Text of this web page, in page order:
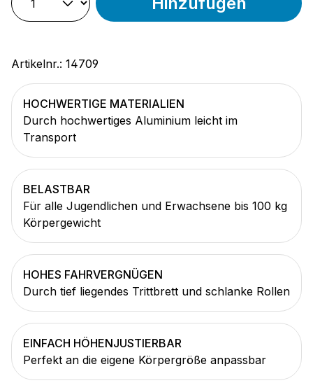
Artikelnr.: 14709
HOCHWERTIGE MATERIALIEN
Durch hochwertiges Aluminium leicht im
Transport
BELASTBAR
Für alle Jugendlichen und Erwachsene bis 100 kg
Körpergewicht
HOHES FAHRVERGNÜGEN
Durch tief liegendes Trittbrett und schlanke Rollen
EINFACH HÖHENJUSTIERBAR
Perfekt an die eigene Körpergröße anpassbar